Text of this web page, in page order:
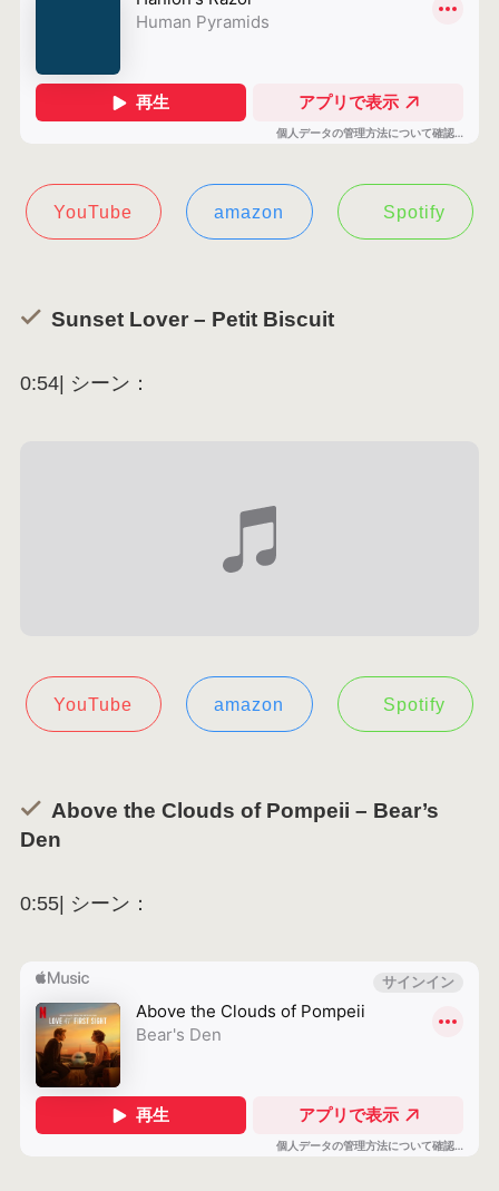
YouTube amazon Spotify
Sunset Lover – Petit Biscuit
0:54| シーン：
YouTube amazon Spotify
Above the Clouds of Pompeii – Bear’s
Den
0:55| シーン：